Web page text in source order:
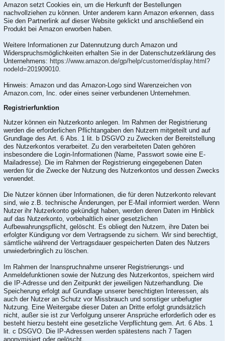
Amazon setzt Cookies ein, um die Herkunft der Bestellungen
nachvollziehen zu können. Unter anderem kann Amazon erkennen, dass
Sie den Partnerlink auf dieser Website geklickt und anschließend ein
Produkt bei Amazon erworben haben.
Weitere Informationen zur Datennutzung durch Amazon und
Widerspruchsmöglichkeiten erhalten Sie in der Datenschutzerklärung des
Unternehmens: https://www.amazon.de/gp/help/customer/display.html?
nodeId=201909010
Hinweis: Amazon und das Amazon-Logo sind Warenzeichen von
Amazon.com, Inc. oder eines seiner verbundenen Unternehmen.
Registrierfunktion
Nutzer können ein Nutzerkonto anlegen. Im Rahmen der Registrierung
werden die erforderlichen Pflichtangaben den Nutzern mitgeteilt und auf
Grundlage des Art. 6 Abs. 1 lit. b DSGVO zu Zwecken der Bereitstellung
des Nutzerkontos verarbeitet. Zu den verarbeiteten Daten gehören
insbesondere die Login-Informationen (Name, Passwort sowie eine E-
Mailadresse). Die im Rahmen der Registrierung eingegebenen Daten
werden für die Zwecke der Nutzung des Nutzerkontos und dessen Zwecks
verwendet.
Die Nutzer können über Informationen, die für deren Nutzerkonto relevant
sind, wie z.B. technische Änderungen, per E-Mail informiert werden. Wenn
Nutzer ihr Nutzerkonto gekündigt haben, werden deren Daten im Hinblick
auf das Nutzerkonto, vorbehaltlich einer gesetzlichen
Aufbewahrungspflicht, gelöscht. Es obliegt den Nutzern, ihre Daten bei
erfolgter Kündigung vor dem Vertragsende zu sichern. Wir sind berechtigt,
sämtliche während der Vertragsdauer gespeicherten Daten des Nutzers
unwiederbringlich zu löschen.
Im Rahmen der Inanspruchnahme unserer Registrierungs- und
Anmeldefunktionen sowie der Nutzung des Nutzerkontos, speichern wird
die IP-Adresse und den Zeitpunkt der jeweiligen Nutzerhandlung. Die
Speicherung erfolgt auf Grundlage unserer berechtigten Interessen, als
auch der Nutzer an Schutz vor Missbrauch und sonstiger unbefugter
Nutzung. Eine Weitergabe dieser Daten an Dritte erfolgt grundsätzlich
nicht, außer sie ist zur Verfolgung unserer Ansprüche erforderlich oder es
besteht hierzu besteht eine gesetzliche Verpflichtung gem. Art. 6 Abs. 1
lit. c DSGVO. Die IP-Adressen werden spätestens nach 7 Tagen
anonymisiert oder gelöscht.